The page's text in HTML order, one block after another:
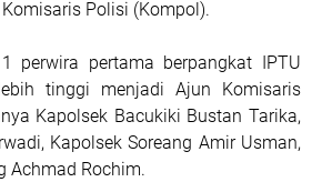
Polisi (Kompol).
perwira pertama berpangkat IPTU
tinggi menjadi Ajun Komisaris
Kapolsek Bacukiki Bustan Tarika,
Kapolsek Soreang Amir Usman,
Achmad Rochim.